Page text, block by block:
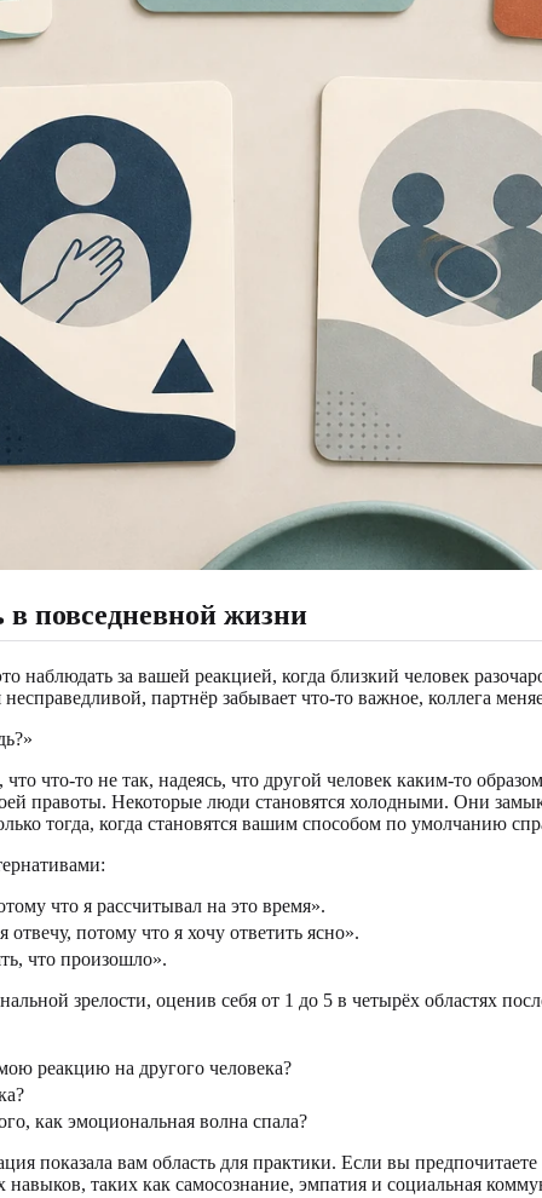
повседневной жизни
за вашей реакцией, когда близкий человек
несправедливой, партнёр забывает что-то важное, коллега
что-то не так, надеясь, что другой человек каким-то
правоты. Некоторые люди становятся холодными. Они
тогда, когда становятся вашим способом по умолчанию
что я рассчитывал на это время».
потому что я хочу ответить ясно».
что произошло».
зрелости, оценив себя от 1 до 5 в четырёх областях
реакцию на другого человека?
как эмоциональная волна спала?
показала вам область для практики. Если вы
таких как самосознание, эмпатия и социальная